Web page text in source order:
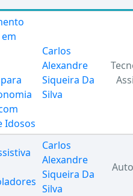
Idosos
Carlos
Alexandre
Siqueira Da
Silva
Carlos
Alexandre
Siqueira Da
Silva